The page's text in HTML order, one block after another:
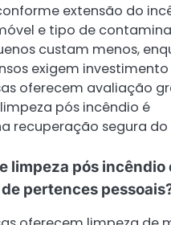
extensão do
e tipo de
custam menos,
exigem
oferecem avaliação
pós incêndio é
recuperação segura do
limpeza pós incêndio
pertences